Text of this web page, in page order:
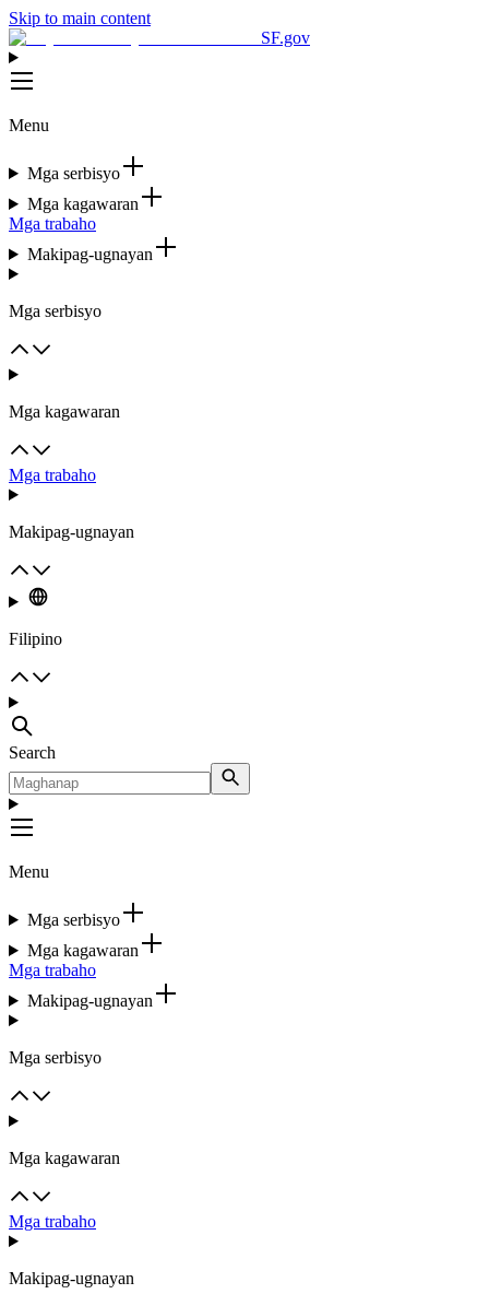
Skip to main content
SF.gov
Menu
Mga serbisyo
Mga kagawaran
Mga trabaho
Makipag-ugnayan
Mga serbisyo
Mga kagawaran
Mga trabaho
Makipag-ugnayan
Filipino
Search
Menu
Mga serbisyo
Mga kagawaran
Mga trabaho
Makipag-ugnayan
Mga serbisyo
Mga kagawaran
Mga trabaho
Makipag-ugnayan